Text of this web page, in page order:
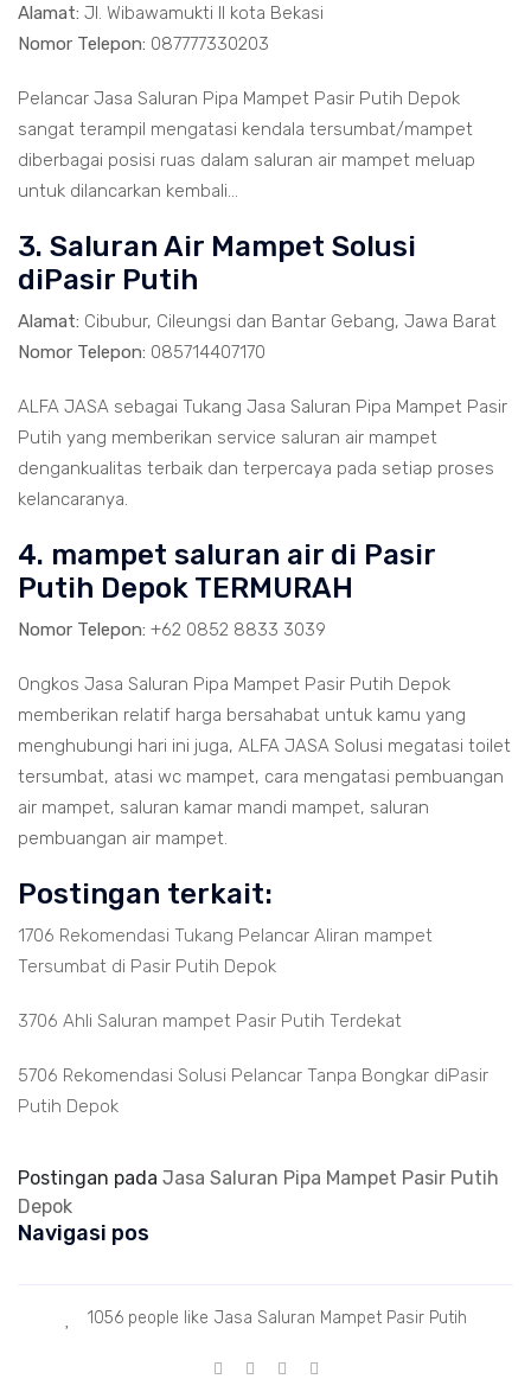
Alamat: Jl. Wibawamukti II kota Bekasi
Nomor Telepon: 087777330203
Pelancar Jasa Saluran Pipa Mampet Pasir Putih Depok
sangat terampil mengatasi kendala tersumbat/mampet
diberbagai posisi ruas dalam saluran air mampet meluap
untuk dilancarkan kembali...
3. Saluran Air Mampet Solusi
diPasir Putih
Alamat: Cibubur, Cileungsi dan Bantar Gebang, Jawa Barat
Nomor Telepon: 085714407170
ALFA JASA sebagai Tukang Jasa Saluran Pipa Mampet Pasir
Putih yang memberikan service saluran air mampet
dengankualitas terbaik dan terpercaya pada setiap proses
kelancaranya.
4. mampet saluran air di Pasir
Putih Depok TERMURAH
Nomor Telepon: +62 0852 8833 3039
Ongkos Jasa Saluran Pipa Mampet Pasir Putih Depok
memberikan relatif harga bersahabat untuk kamu yang
menghubungi hari ini juga, ALFA JASA Solusi megatasi toilet
tersumbat, atasi wc mampet, cara mengatasi pembuangan
air mampet, saluran kamar mandi mampet, saluran
pembuangan air mampet.
Postingan terkait:
1706 Rekomendasi Tukang Pelancar Aliran mampet
Tersumbat di Pasir Putih Depok
3706 Ahli Saluran mampet Pasir Putih Terdekat
5706 Rekomendasi Solusi Pelancar Tanpa Bongkar diPasir
Putih Depok
Postingan pada Jasa Saluran Pipa Mampet Pasir Putih
Depok
Navigasi pos
1056 people like Jasa Saluran Mampet Pasir Putih